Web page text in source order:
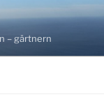
– gärtnern